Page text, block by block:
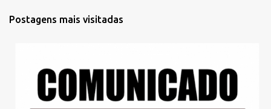
Postagens mais visitadas